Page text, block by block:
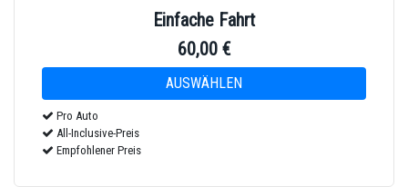
Einfache Fahrt
60,00 €
Pro Auto
All-Inclusive-Preis
Empfohlener Preis